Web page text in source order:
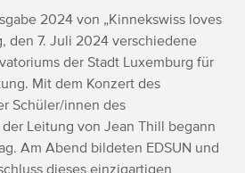
2024 von „Kinnekswiss loves
den 7. Juli 2024 verschiedene
der Stadt Luxemburg für
Mit dem Konzert des
Schüler/innen des
Leitung von Jean Thill begann
Am Abend bildeten EDSUN und
dieses einzigartigen